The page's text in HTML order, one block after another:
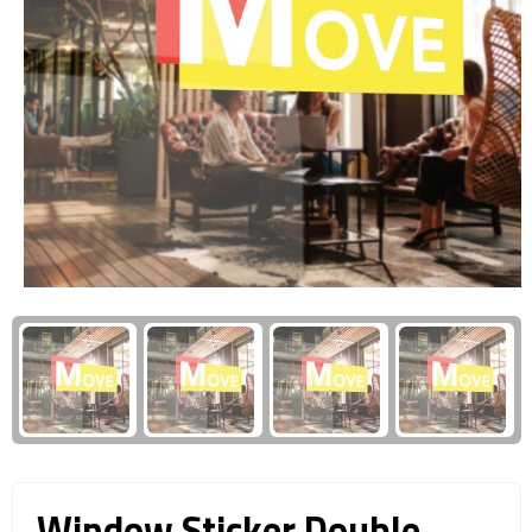
Business trolleys
Documententassen
Kledingtassen
Laptophoezen & -tassen
Tablettassen
Reistassen & Trolleys
Reistassen
Trolleys
Giftcards
Wellness Giftsets